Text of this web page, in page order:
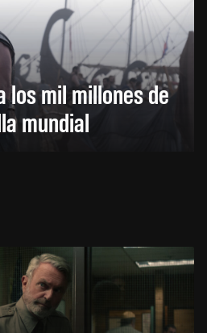
los mil millones de
mundial